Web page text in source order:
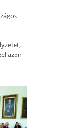
azon